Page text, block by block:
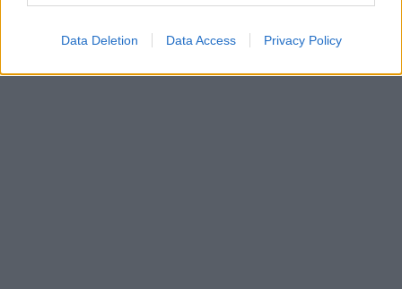
Data Deletion Data Access Privacy Policy